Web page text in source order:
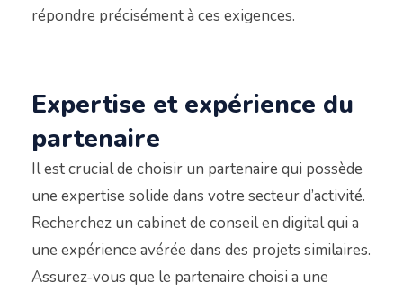
répondre précisément à ces exigences.
Expertise et expérience du
partenaire
Il est crucial de choisir un partenaire qui possède
une expertise solide dans votre secteur d’activité.
Recherchez un cabinet de conseil en digital qui a
une expérience avérée dans des projets similaires.
Assurez-vous que le partenaire choisi a une